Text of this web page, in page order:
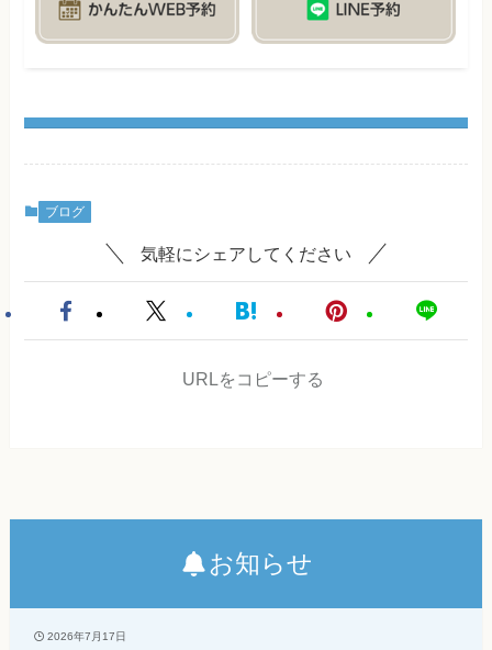
ブログ
気軽にシェアしてください
URLをコピーする
お知らせ
2026年7月17日